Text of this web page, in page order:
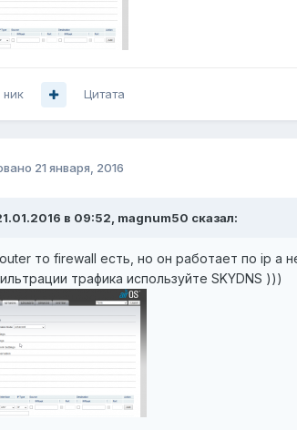
ник Цитата
21 января, 2016
в 09:52, magnum50 сказал:
то firewall есть, но он работает по ip а
трафика используйте SKYDNS )))